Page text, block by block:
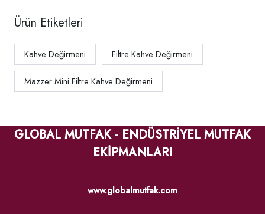
Ürün Etiketleri
Kahve Değirmeni Filtre Kahve Değirmeni
Mazzer Mini Filtre Kahve Değirmeni
GLOBAL MUTFAK - ENDÜSTRİYEL MUTFAK
EKİPMANLARI
www.globalmutfak.com